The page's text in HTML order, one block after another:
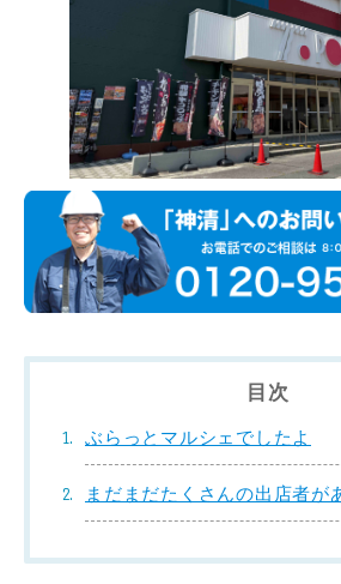
目次
ぶらっとマルシェでしたよ
まだまだたくさんの出店者が